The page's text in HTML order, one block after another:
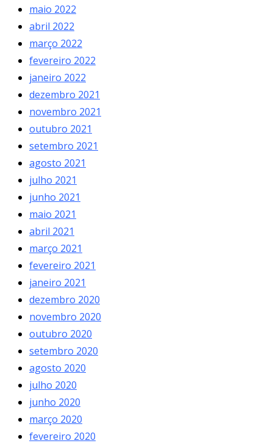
maio 2022
abril 2022
março 2022
fevereiro 2022
janeiro 2022
dezembro 2021
novembro 2021
outubro 2021
setembro 2021
agosto 2021
julho 2021
junho 2021
maio 2021
abril 2021
março 2021
fevereiro 2021
janeiro 2021
dezembro 2020
novembro 2020
outubro 2020
setembro 2020
agosto 2020
julho 2020
junho 2020
março 2020
fevereiro 2020